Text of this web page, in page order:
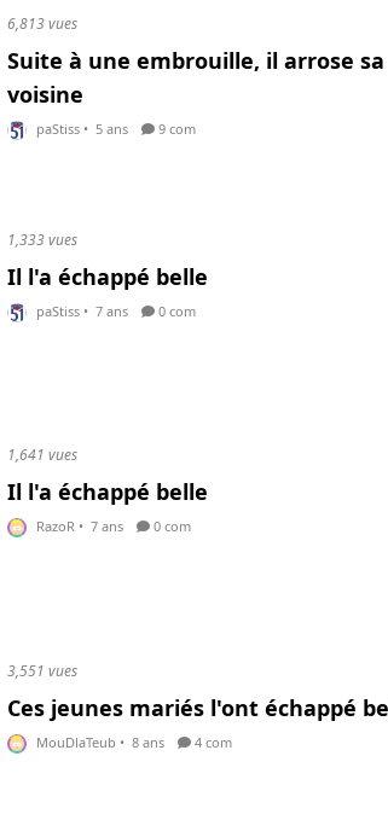
6,813 vues
Suite à une embrouille, il arrose sa
voisine
paStiss • 5 ans 9 com
1,333 vues
Il l'a échappé belle
paStiss • 7 ans 0 com
1,641 vues
Il l'a échappé belle
RazoR • 7 ans 0 com
3,551 vues
Ces jeunes mariés l'ont échappé
MouDlaTeub • 8 ans 4 com